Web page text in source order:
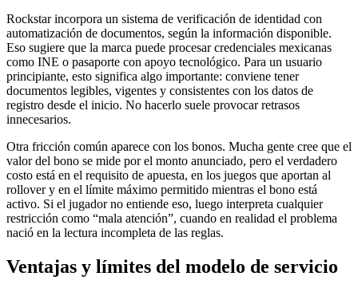
Rockstar incorpora un sistema de verificación de identidad con
automatización de documentos, según la información disponible.
Eso sugiere que la marca puede procesar credenciales mexicanas
como INE o pasaporte con apoyo tecnológico. Para un usuario
principiante, esto significa algo importante: conviene tener
documentos legibles, vigentes y consistentes con los datos de
registro desde el inicio. No hacerlo suele provocar retrasos
innecesarios.
Otra fricción común aparece con los bonos. Mucha gente cree que el
valor del bono se mide por el monto anunciado, pero el verdadero
costo está en el requisito de apuesta, en los juegos que aportan al
rollover y en el límite máximo permitido mientras el bono está
activo. Si el jugador no entiende eso, luego interpreta cualquier
restricción como “mala atención”, cuando en realidad el problema
nació en la lectura incompleta de las reglas.
Ventajas y límites del modelo de servicio